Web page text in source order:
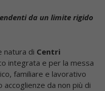
da un limite rigido
natura di Centri
integrata e per la messa
familiare e lavorativo
da non più di